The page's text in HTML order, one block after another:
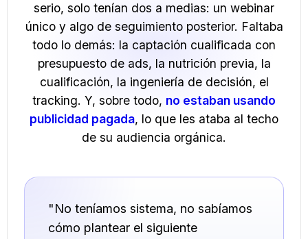
serio, solo tenían dos a medias: un webinar
único y algo de seguimiento posterior. Faltaba
todo lo demás: la captación cualificada con
presupuesto de ads, la nutrición previa, la
cualificación, la ingeniería de decisión, el
tracking. Y, sobre todo, no estaban usando
publicidad pagada, lo que les ataba al techo
de su audiencia orgánica.
"No teníamos sistema, no sabíamos
cómo plantear el siguiente